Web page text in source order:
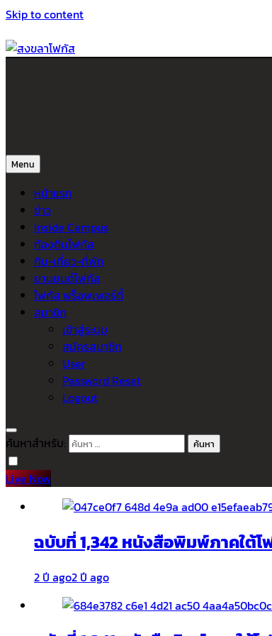
Skip to content
Menu
หน้าแรก
ข่าว
Inside Campus
ท้องถิ่นโฟกัส
กิน-เที่ยว-ที่พัก
ยานยนต์โฟกัส
โฟกัส พร็อพเพอร์ตี้
สมาชิก
เข้าสู่ระบบ
สมัครสมาชิก
User
Password Reset
Logout
ค้นหาสำหรับ:
Live Now
ฉบับที่ 1,342 หนังสือพิมพ์ภาคใต้โ
2 ปี ago2 ปี ago